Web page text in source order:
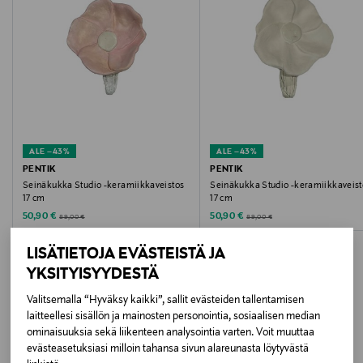
LISÄTIETOJA EVÄSTEISTÄ JA
YKSITYISYYDESTÄ
Valitsemalla “Hyväksy kaikki”, sallit evästeiden tallentamisen
laitteellesi sisällön ja mainosten personointia, sosiaalisen median
ominaisuuksia sekä liikenteen analysointia varten. Voit muuttaa
evästeasetuksiasi milloin tahansa sivun alareunasta löytyvästä
Hoito-ohjeet
Pyyhitään kuivalla liinalla.
Koko
25x26x4 CM
Valmistusmaa
Suomi
Valmistajan tuotenumero
12VEI906011
ALE –43%
PENTIK
Seinäkukka Studio -keramiikkaveistos
17 cm
Discounted Price
50,90 € Original Price
89,00 €
ALE –43%
PENTIK
Seinäkukka Studio -
17 cm
Discounted Price
50,90 € Original Price
89,00 €
LISÄÄ KIINNOSTAVIA